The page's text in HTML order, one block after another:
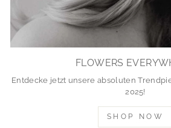
FLOWERS
Entdecke jetzt unsere absoluten
2025!
SHOP NOW